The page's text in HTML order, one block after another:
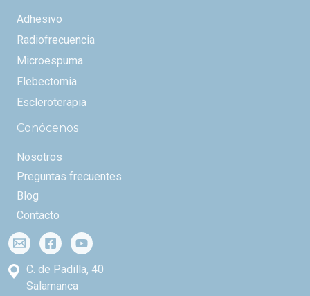
Adhesivo
Radiofrecuencia
Microespuma
Flebectomia
Escleroterapia
Conócenos
Nosotros
Preguntas frecuentes
Blog
Contacto
C. de Padilla, 40
Salamanca